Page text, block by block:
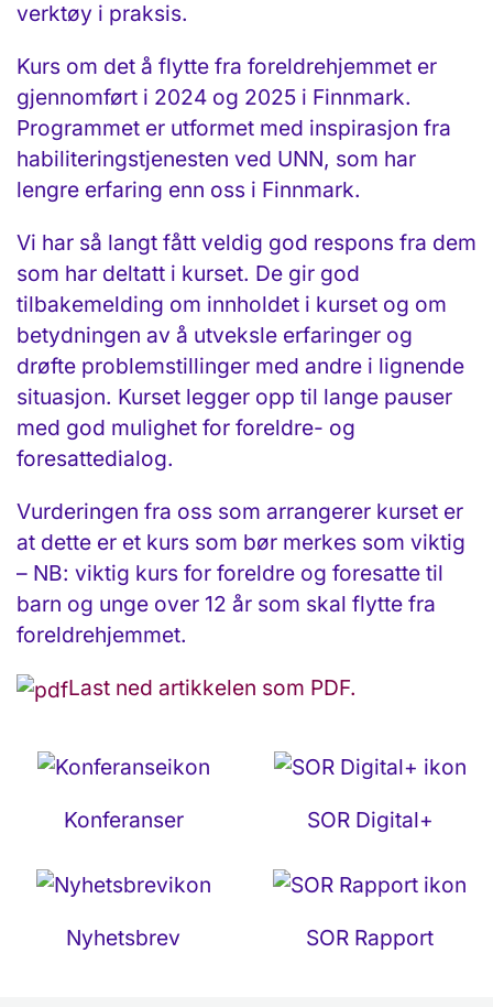
verktøy i praksis.
Kurs om det å flytte fra foreldrehjemmet er
gjennomført i 2024 og 2025 i Finnmark.
Programmet er utformet med inspirasjon fra
habiliteringstjenesten ved UNN, som har
lengre erfaring enn oss i Finnmark.
Vi har så langt fått veldig god respons fra dem
som har deltatt i kurset. De gir god
tilbakemelding om innholdet i kurset og om
betydningen av å utveksle erfaringer og
drøfte problem­stillinger med andre i lignende
situasjon. Kurset legger opp til lange pauser
med god mulighet for foreldre- og
foresattedialog.
Vurderingen fra oss som arrangerer kurset er
at dette er et kurs som bør merkes som viktig
– NB: viktig kurs for foreldre og foresatte til
barn og unge over 12 år som skal flytte fra
foreldrehjemmet.
Last ned artikkelen som PDF.
Konferanser SOR Digital+
Nyhetsbrev SOR Rapport